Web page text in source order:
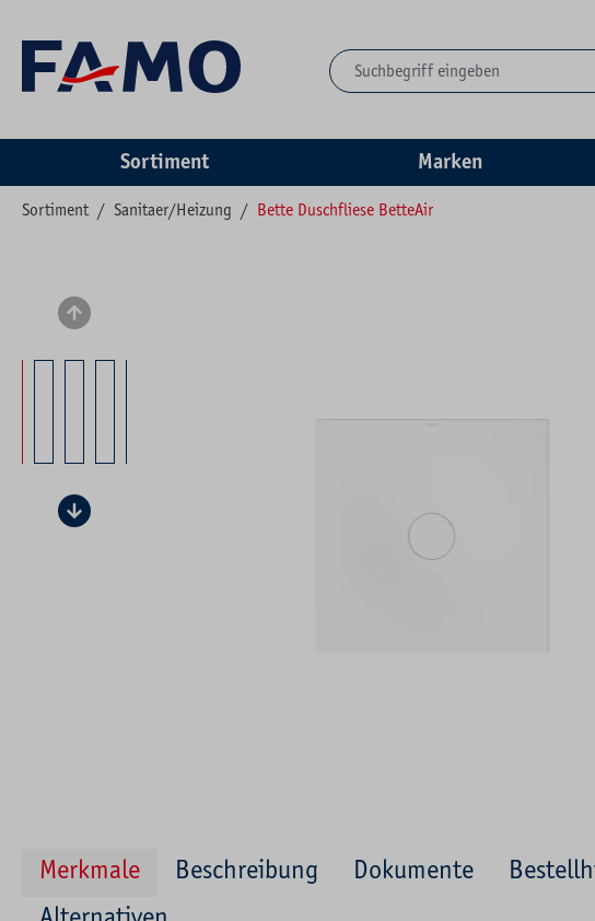
Sortiment Marken
Sortiment / Sanitaer/Heizung / Bette Duschfliese BetteAir
Bildergalerie überspringen
Merkmale Beschreibung Dokumente